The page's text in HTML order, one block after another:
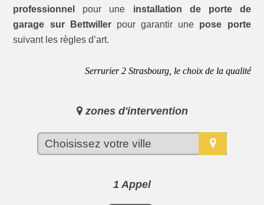
professionnel
pour une installation de porte de
garage sur Bettwillerpour garantir une pose porte
suivant les règles d’art.
Serrurier 2 Strasbourg, le choix de la qualité
zones d'intervention
1 Appel